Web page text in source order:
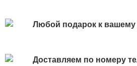
Любой подарок к вашему
Доставляем по номеру